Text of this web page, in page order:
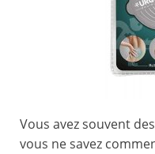
Vous avez souvent
vous ne savez